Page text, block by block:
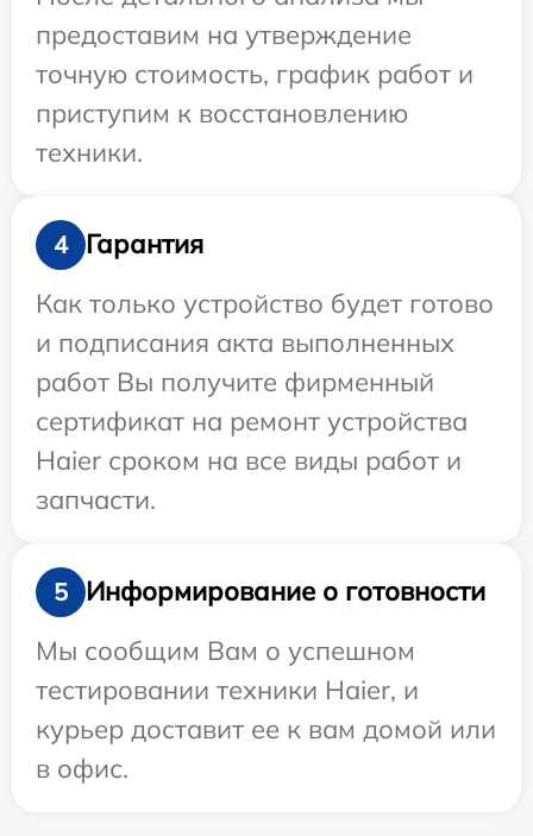
предоставим на утверждение
точную стоимость, график работ и
приступим к восстановлению
техники.
4
Гарантия
Как только устройство будет готово
и подписания акта выполненных
работ Вы получите фирменный
сертификат на ремонт устройства
Haier сроком на все виды работ и
запчасти.
5
Информирование о готовности
Мы сообщим Вам о успешном
тестировании техники Haier, и
курьер доставит ее к вам домой или
в офис.